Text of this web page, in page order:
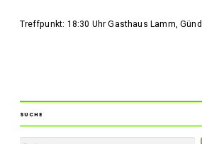
Treffpunkt: 18:30 Uhr Gasthaus Lamm,
SUCHE